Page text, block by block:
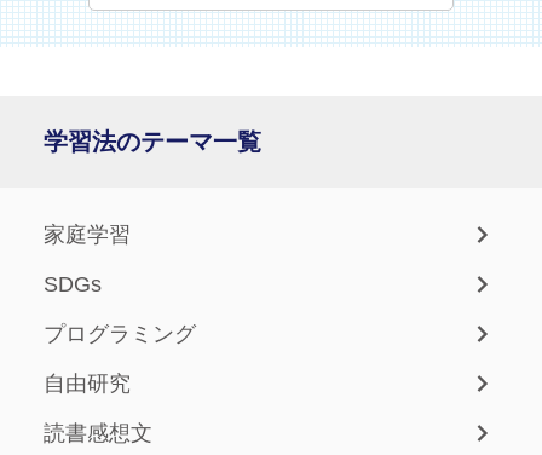
学習法のテーマ一覧
家庭学習
SDGs
プログラミング
自由研究
読書感想文